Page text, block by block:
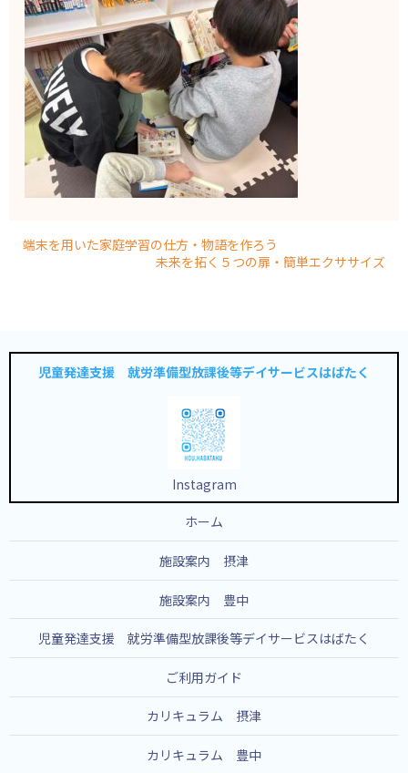
端末を用いた家庭学習の仕方・物語を作ろう
未来を拓く５つの扉・簡単エクササイズ
児童発達支援 就労準備型放課後等デイサービスはばたく
Instagram
ホーム
施設案内 摂津
施設案内 豊中
児童発達支援 就労準備型放課後等デイサービスはばたく
ご利用ガイド
カリキュラム 摂津
カリキュラム 豊中